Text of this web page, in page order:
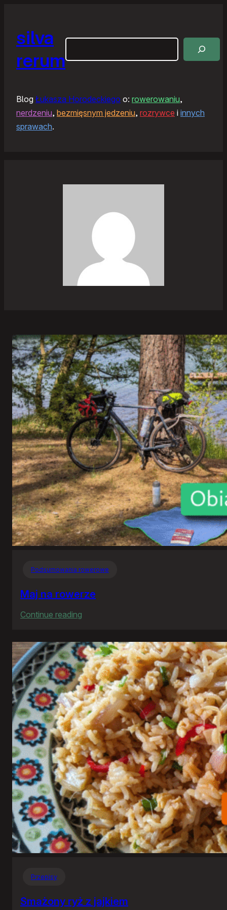
silva
rerum
Blog Łukasza Horodeckiego o: rowerowaniu,
nerdzeniu, bezmięsnym jedzeniu, rozrywce i innych
sprawach.
Podsumowania rowerowe
Maj na rowerze
Continue reading
na
rowerze
Przepisy
Smażony ryż z jajkiem